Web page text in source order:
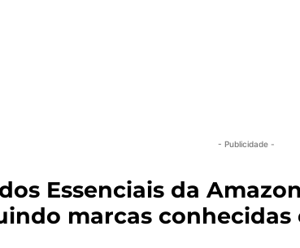
- Publicidade -
Essenciais da
marcas conhecidas